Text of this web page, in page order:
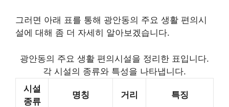
그러면 아래 표를 통해 광안동의 주요 생활 편의시
설에 대해 좀 더 자세히 알아보겠습니다.
광안동의 주요 생활 편의시설을 정리한 표입니다.
각 시설의 종류와 특성을 나타냅니다.
시설
종류
명칭 거리 특징